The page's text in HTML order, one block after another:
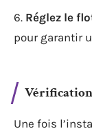
6. Réglez le
pour garantir
Une fois